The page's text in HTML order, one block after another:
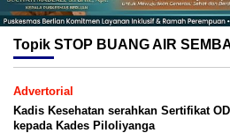
Topik STOP BUANG AIR
Advertorial
Kadis Kesehatan serahkan Sertifikat
kepada Kades Piloliyanga